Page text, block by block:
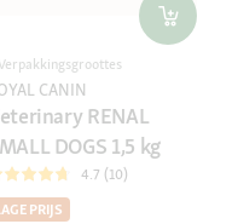
CANIN
RENAL
DOGS 1,5 kg
4.7 (10)
PRIJS